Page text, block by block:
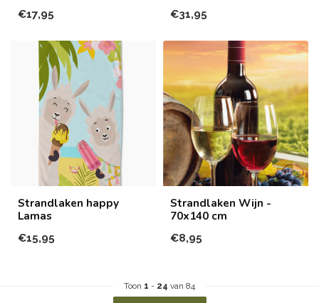
€17,95 €31,95
Strandlaken happy
Lamas
€15,95
Strandlaken Wijn -
70x140 cm
€8,95
Toon 1 - 24 van 84